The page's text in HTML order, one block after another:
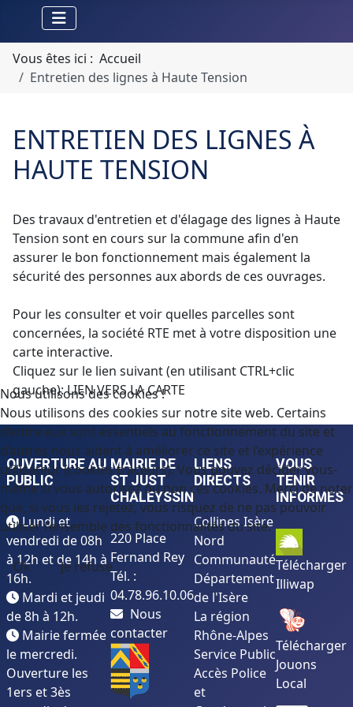
Vous êtes ici : Accueil
Entretien des lignes à Haute Tension
ENTRETIEN DES LIGNES À
HAUTE TENSION
Des travaux d'entretien et d'élagage des lignes à Haute
Tension sont en cours sur la commune afin d'en
assurer le bon fonctionnement mais également la
sécurité des personnes aux abords de ces ouvrages.
Pour les consulter et voir quelles parcelles sont
concernées, la société RTE met à votre disposition une
carte interactive.
Cliquez sur le lien suivant (en utilisant CTRL+clic
gauche):LIEN VERS LA CARTE
OUVERTURE AU
PUBLIC
Lundi et
vendredi de 08h
à 12h et de 14h à
16h.
Mardi et jeudi
de 8h à 12h.
Mairie fermée
le mercredi.
Ouverture les
1ers et 3ès
MAIRIE DE
ST JUST
CHALEYSSIN
220 Place
Fernand Rey
Tél. :
04.78.96.10.06
Nous
contacter
LIENS
DIRECTS
Collines Isère
Nord
Communauté
Département
de l'Isère
La région
Rhône-Alpes
Service Public
Accès Police
et
VOUS
TENIR
INFORMES
Télécharger
Illiwap
Télécharger
Jouons
Local
Nous utilisons des cookies !
Nous utilisons des cookies sur notre site web. Certains
d’entre eux sont essentiels au fonctionnement du site et
d’autres nous aident à améliorer ce site et l’expérience
utilisateur (cookies traceurs). Vous pouvez décider vous-
même si vous autorisez ou non ces cookies. Merci de noter
que, si vous les rejetez, vous risquez de ne pas pouvoir
utiliser l’ensemble des fonctionnalités du site.
Ok Je refuse